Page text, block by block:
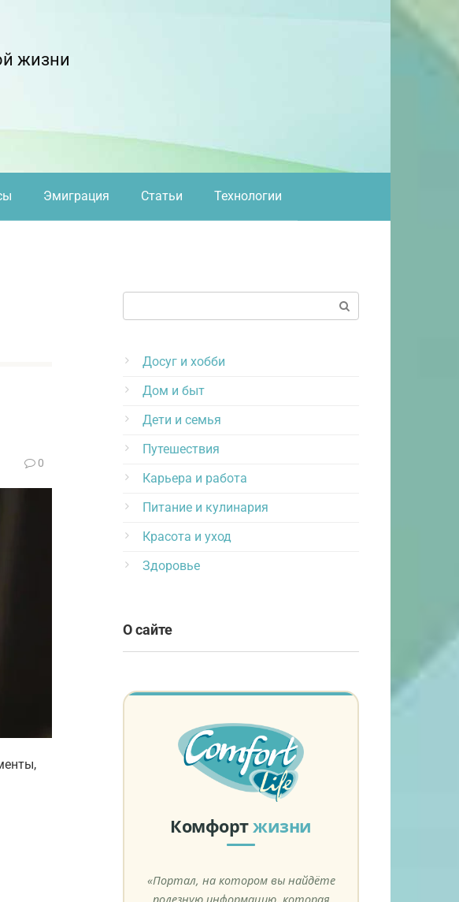
жизни
Эмиграция Статьи Технологии
0
Досуг и хобби
Дом и быт
Дети и семья
Путешествия
Карьера и работа
Питание и кулинария
Красота и уход
Здоровье
О сайте
Комфортжизни
«Портал, на котором вы найдёте